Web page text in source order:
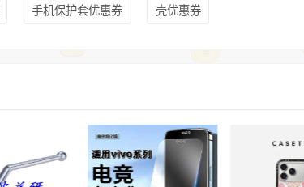
手机保护套优惠券 壳优惠券